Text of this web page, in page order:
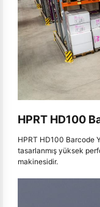
HPRT HD100
HPRT HD100 Barcode
tasarlanmış yüksek
makinesidir.